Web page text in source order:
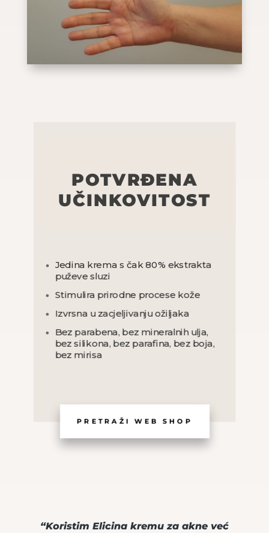
POTVRĐENA
UČINKOVITOST
Jedina krema s čak 80% ekstrakta
puževe sluzi
Stimulira prirodne procese kože
Izvrsna u zacjeljivanju ožiljaka
Bez parabena, bez mineralnih ulja,
bez silikona, bez parafina, bez boja,
bez mirisa
PRETRAŽI WEB SHOP
“Koristim Elicina kremu za akne već